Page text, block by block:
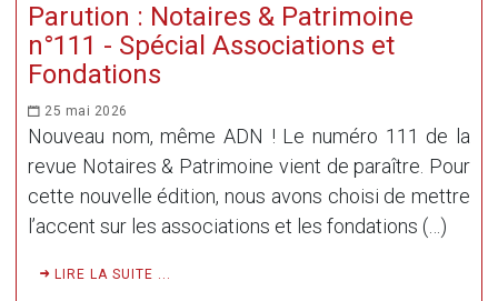
Parution : Notaires & Patrimoine
n°111 - Spécial Associations et
Fondations
25 mai 2026
Nouveau nom, même ADN ! Le numéro 111 de la
revue Notaires & Patrimoine vient de paraître. Pour
cette nouvelle édition, nous avons choisi de mettre
l’accent sur les associations et les fondations (…)
LIRE LA SUITE ...